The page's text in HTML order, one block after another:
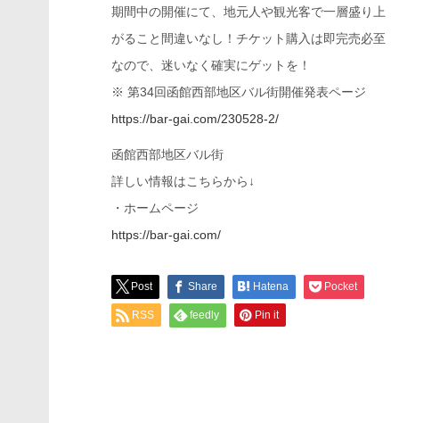
期間中の開催にて、地元人や観光客で一層盛り上
がること間違いなし！チケット購入は即完売必至
なので、迷いなく確実にゲットを！
※ 第34回函館西部地区バル街開催発表ページ
https://bar-gai.com/230528-2/
函館西部地区バル街
詳しい情報はこちらから↓
・ホームページ
https://bar-gai.com/
Post Share Hatena Pocket
RSS feedly Pin it